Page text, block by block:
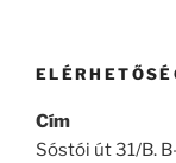
Cím
Sóstói út 31/B.